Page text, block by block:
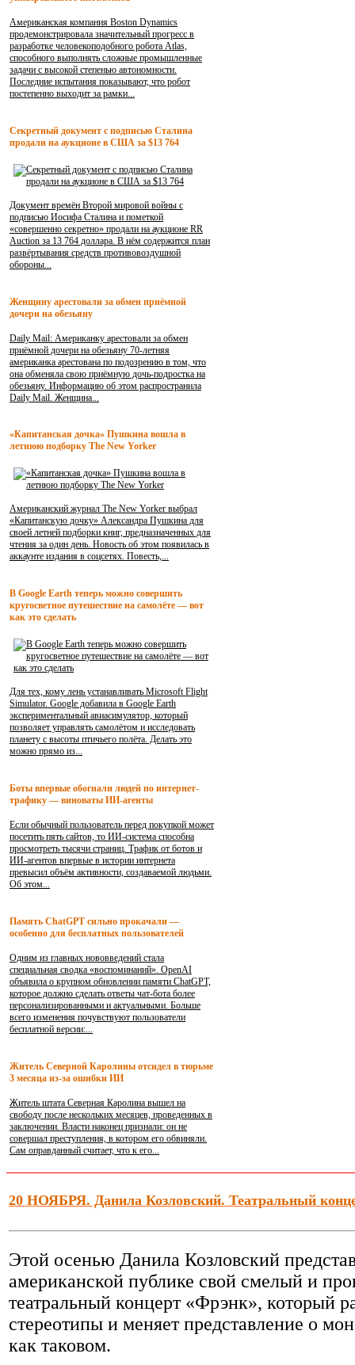
Американская компания Boston Dynamics
продемонстрировала значительный прогресс в
разработке человекоподобного робота Atlas,
способного выполнять сложные промышленные
задачи с высокой степенью автономности.
Последние испытания показывают, что робот
постепенно выходит за рамки...
Секретный документ с подписью Сталина
продали на аукционе в США за $13 764
Документ времён Второй мировой войны с
подписью Иосифа Сталина и пометкой
«совершенно секретно» продали на аукционе RR
Auction за 13 764 доллара. В нём содержится план
развёртывания средств противовоздушной
обороны...
Женщину арестовали за обмен приёмной
дочери на обезьяну
Daily Mail: Американку арестовали за обмен
приёмной дочери на обезьяну 70-летняя
американка арестована по подозрению в том, что
она обменяла свою приёмную дочь-подростка на
обезьяну. Информацию об этом распространила
Daily Mail. Женщина...
«Капитанская дочка» Пушкина вошла в
летнюю подборку The New Yorker
Американский журнал The New Yorker выбрал
«Капитанскую дочку» Александра Пушкина для
своей летней подборки книг, предназначенных для
чтения за один день. Новость об этом появилась в
аккаунте издания в соцсетях. Повесть,...
В Google Earth теперь можно совершить
кругосветное путешествие на самолёте — вот
как это сделать
Для тех, кому лень устанавливать Microsoft Flight
Simulator. Google добавила в Google Earth
экспериментальный авиасимулятор, который
позволяет управлять самолётом и исследовать
планету с высоты птичьего полёта. Делать это
можно прямо из...
Боты впервые обогнали людей по интернет-
трафику — виноваты ИИ-агенты
Если обычный пользователь перед покупкой может
посетить пять сайтов, то ИИ-система способна
просмотреть тысячи страниц. Трафик от ботов и
ИИ-агентов впервые в истории интернета
превысил объём активности, создаваемой людьми.
Об этом...
Память ChatGPT сильно прокачали —
особенно для бесплатных пользователей
Одним из главных нововведений стала
специальная сводка «воспоминаний». OpenAI
объявила о крупном обновлении памяти ChatGPT,
которое должно сделать ответы чат-бота более
персонализированными и актуальными. Больше
всего изменения почувствуют пользователи
бесплатной версии:...
Житель Северной Каролины отсидел в тюрьме
3 месяца из-за ошибки ИИ
Житель штата Северная Каролина вышел на
свободу после нескольких месяцев, проведенных в
заключении. Власти наконец признали: он не
совершал преступления, в котором его обвиняли.
Сам оправданный считает, что к его...
20 НОЯБРЯ. Данила Козловский. Театральный
Этой осенью Данила Козловский
американской публике свой смелый и
театральный концерт «Фрэнк», который
стереотипы и меняет представление о
как таковом.